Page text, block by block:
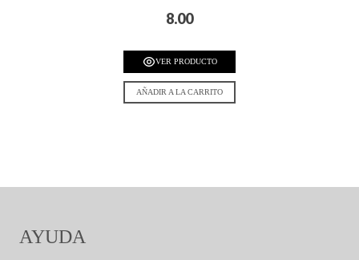
8.00
VER PRODUCTO
AÑADIR A LA CARRITO
AYUDA